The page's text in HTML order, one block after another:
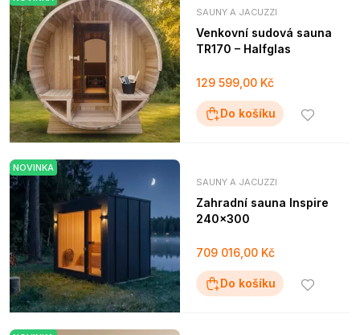
SAUNY A JACUZZI
Venkovní sudová sauna
TR170 – Halfglas
129 599,00 Kč
Do košíku
NOVINKA
SAUNY A JACUZZI
Zahradní sauna Inspire
240×300
709 016,00 Kč
Do košíku